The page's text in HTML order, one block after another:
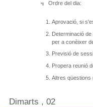
Ordre del dia:
Aprovació, si
Determinació
per a conèixer
Previsió de
Propera reunió
Altres qüestions
Dimarts , 02